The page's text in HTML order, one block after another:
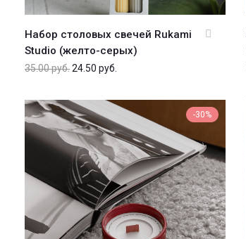
Набор столовых свечей Rukami
Studio (желто-серых)
35.00руб.24.50 руб.
-30%